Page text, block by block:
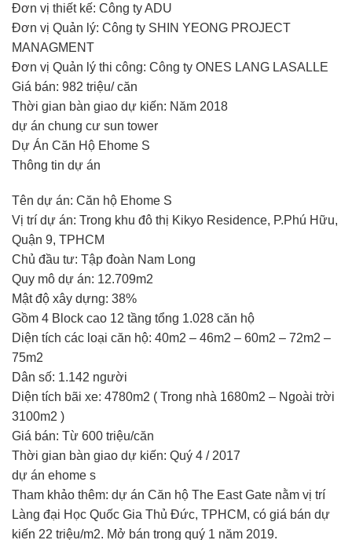
Đơn vị thiết kế: Công ty ADU
Đơn vị Quản lý: Công ty SHIN YEONG PROJECT
MANAGMENT
Đơn vị Quản lý thi công: Công ty ONES LANG LASALLE
Giá bán: 982 triệu/ căn
Thời gian bàn giao dự kiến: Năm 2018
dự án chung cư sun tower
Dự Án Căn Hộ Ehome S
Thông tin dự án
Tên dự án: Căn hộ Ehome S
Vị trí dự án: Trong khu đô thị Kikyo Residence, P.Phú Hữu,
Quận 9, TPHCM
Chủ đầu tư: Tập đoàn Nam Long
Quy mô dự án: 12.709m2
Mật độ xây dựng: 38%
Gồm 4 Block cao 12 tầng tổng 1.028 căn hộ
Diện tích các loại căn hộ: 40m2 – 46m2 – 60m2 – 72m2 –
75m2
Dân số: 1.142 người
Diện tích bãi xe: 4780m2 ( Trong nhà 1680m2 – Ngoài trời
3100m2 )
Giá bán: Từ 600 triệu/căn
Thời gian bàn giao dự kiến: Quý 4 / 2017
dự án ehome s
Tham khảo thêm: dự án Căn hộ The East Gate nằm vị trí
Làng đại Học Quốc Gia Thủ Đức, TPHCM, có giá bán dự
kiến 22 triệu/m2. Mở bán trong quý 1 năm 2019.